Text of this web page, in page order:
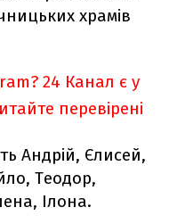
храмів
24 Канал є у
перевірені
Андрій, Єлисей,
Теодор,
Ілона.